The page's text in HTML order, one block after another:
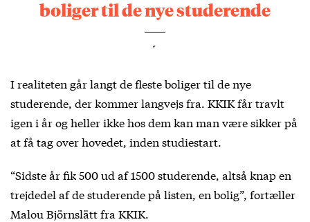
boliger til de nye studerende
´
I realiteten går langt de fleste boliger til de nye
studerende, der kommer langvejs fra. KKIK får travlt
igen i år og heller ikke hos dem kan man være sikker på
at få tag over hovedet, inden studiestart.
“Sidste år fik 500 ud af 1500 studerende, altså knap en
trejdedel af de studerende på listen, en bolig”, fortæller
Malou Björnslätt fra KKIK.